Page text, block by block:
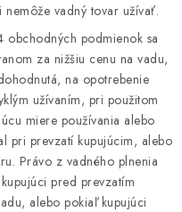
vadný tovar užívať.
obchodných podmienok sa
za nižšiu cenu na vadu,
na opotrebenie
užívaním, pri použitom
miere používania alebo
pri prevzatí kupujúcim, alebo
Právo z vadného plnenia
pred prevzatím
alebo pokiaľ kupujúci